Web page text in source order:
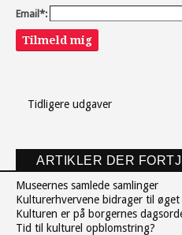
Email*:
Tilmeld mig
Tidligere udgaver
ARTIKLER DER
Museernes samlede samlinger
Kulturerhvervene bidrager til
Kulturen er på borgernes
Tid til kulturel opblomstring?